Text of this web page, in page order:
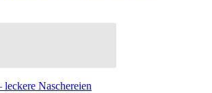
leckere Naschereien